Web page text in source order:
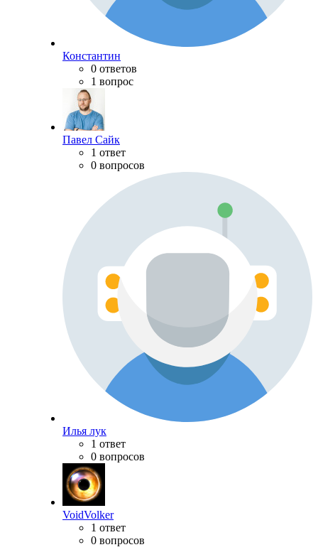
Константин
0 ответов
1 вопрос
Павел Сайк
1 ответ
0 вопросов
Илья лук
1 ответ
0 вопросов
VoidVolker
1 ответ
0 вопросов